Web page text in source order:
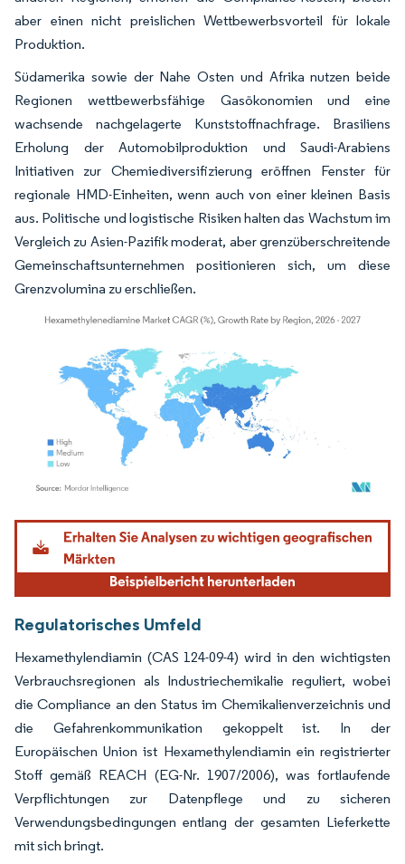
aber einen nicht preislichen Wettbewerbsvorteil für lokale
Produktion.
Südamerika sowie der Nahe Osten und Afrika nutzen beide
Regionen wettbewerbsfähige Gasökonomien und eine
wachsende nachgelagerte Kunststoffnachfrage. Brasiliens
Erholung der Automobilproduktion und Saudi-Arabiens
Initiativen zur Chemiediversifizierung eröffnen Fenster für
regionale HMD-Einheiten, wenn auch von einer kleinen Basis
aus. Politische und logistische Risiken halten das Wachstum im
Vergleich zu Asien-Pazifik moderat, aber grenzüberschreitende
Gemeinschaftsunternehmen positionieren sich, um diese
Grenzvolumina zu erschließen.
Bild © Mordor Intelligence. Wiederverwendung erfordert Namensnennung gemäß
Regulatorisches Umfeld
Hexamethylendiamin (CAS 124-09-4) wird in den wichtigsten
Verbrauchsregionen als Industriechemikalie reguliert, wobei
die Compliance an den Status im Chemikalienverzeichnis und
die Gefahrenkommunikation gekoppelt ist. In der
Europäischen Union ist Hexamethylendiamin ein registrierter
Stoff gemäß REACH (EG-Nr. 1907/2006), was fortlaufende
Verpflichtungen zur Datenpflege und zu sicheren
Verwendungsbedingungen entlang der gesamten Lieferkette
mit sich bringt.